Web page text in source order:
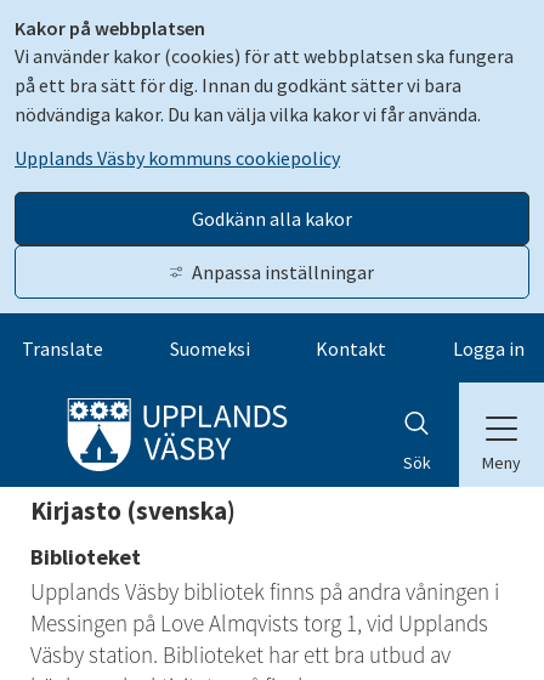
Kakor på webbplatsen
Vi använder kakor (cookies) för att webbplatsen ska fungera
på ett bra sätt för dig. Innan du godkänt sätter vi bara
nödvändiga kakor. Du kan välja vilka kakor vi får använda.
Upplands Väsby kommuns cookiepolicy
Godkänn alla kakor
Anpassa inställningar
Gå till innehåll
Translate Suomeksi Kontakt Logga in
Sök Meny
Kirjasto (svenska)
Biblioteket
Upplands Väsby bibliotek finns på andra våningen i
Messingen på Love Almqvists torg 1, vid Upplands
Väsby station. Biblioteket har ett bra utbud av